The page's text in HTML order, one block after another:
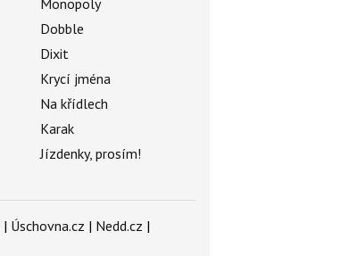
Monopoly
Dobble
Dixit
Krycí jména
Na křídlech
Karak
Jízdenky, prosím!
| Úschovna.cz | Nedd.cz |